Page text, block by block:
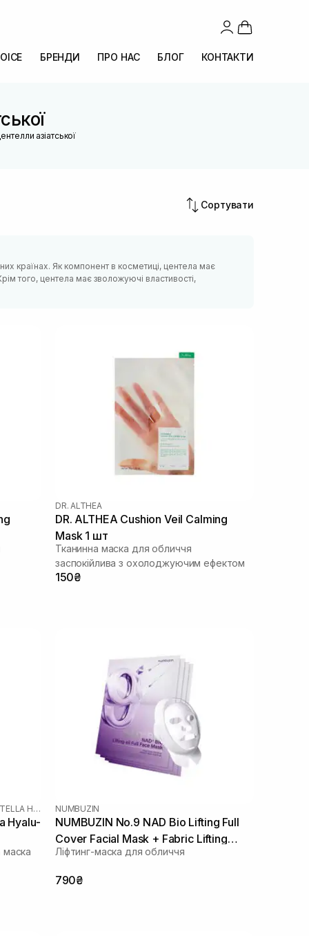
БРЕНДИ ПРО НАС БЛОГ КОНТАКТИ
азіатської
Сортувати
країнах. Як компонент в косметиці, центела має
того, центела має зволожуючі властивості,
DR. ALTHEA
DR. ALTHEA Cushion Veil Calming
Mask 1 шт
Тканинна маска для обличчя
заспокійлива з охолоджуючим ефектом
150₴
SKIN1004 MADAGASCAR CENTELLA HYALU-CICA
Hyalu-
маска
NUMBUZIN
NUMBUZIN No.9 NAD Bio Lifting Full
Cover Facial Mask + Fabric Lifting
Band 4 шт
Ліфтинг-маска для обличчя
790₴